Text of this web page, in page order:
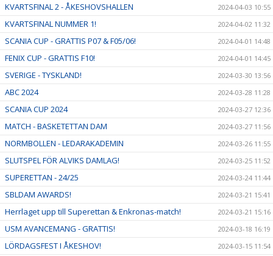
KVARTSFINAL 2 - ÅKESHOVSHALLEN 2024-04-03 10:55
KVARTSFINAL NUMMER 1! 2024-04-02 11:32
SCANIA CUP - GRATTIS P07 & F05/06! 2024-04-01 14:48
FENIX CUP - GRATTIS F10! 2024-04-01 14:45
SVERIGE - TYSKLAND! 2024-03-30 13:56
ABC 2024 2024-03-28 11:28
SCANIA CUP 2024 2024-03-27 12:36
MATCH - BASKETETTAN DAM 2024-03-27 11:56
NORMBOLLEN - LEDARAKADEMIN 2024-03-26 11:55
SLUTSPEL FÖR ALVIKS DAMLAG! 2024-03-25 11:52
SUPERETTAN - 24/25 2024-03-24 11:44
SBLDAM AWARDS! 2024-03-21 15:41
Herrlaget upp till Superettan & Enkronas-match! 2024-03-21 15:16
USM AVANCEMANG - GRATTIS! 2024-03-18 16:19
LÖRDAGSFEST I ÅKESHOV! 2024-03-15 11:54